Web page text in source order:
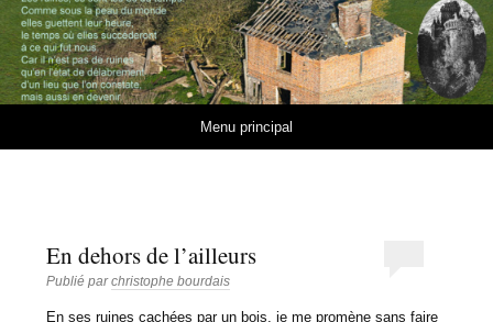
Menu principal
En dehors de l’ailleurs
Publié parchristophe bourdais
En ses ruines cachées par un bois, je me promène sans faire